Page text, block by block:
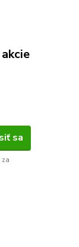
sa
za